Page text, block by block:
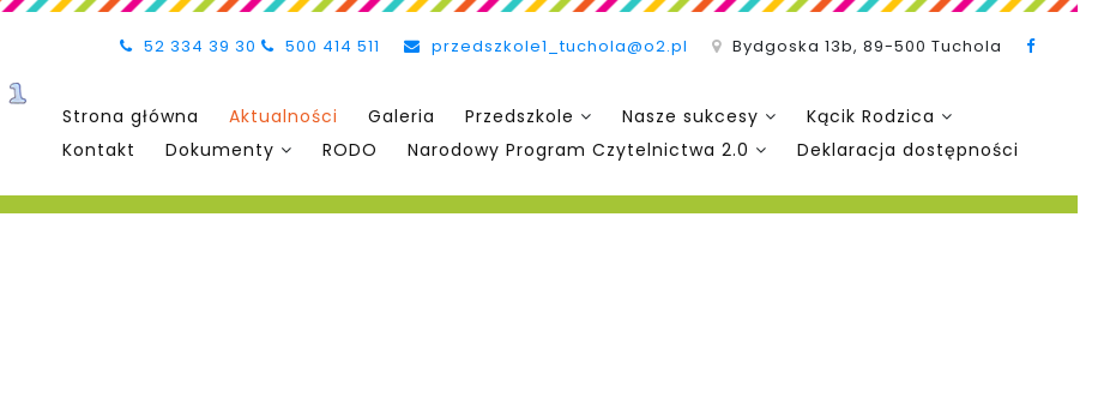
52 334 39 30 500 414 511 przedszkole1_tuchola@o2.pl Bydgoska 13b, 89-500 Tuchola
Strona główna Aktualności Galeria Przedszkole Nasze sukcesy
Kącik Rodzica
Kontakt
Dokumenty RODO Narodowy Program Czytelnictwa 2.0 Deklaracja dostępności